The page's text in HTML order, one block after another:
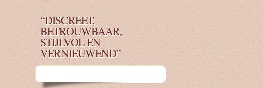
“DISCREET,
BETROUWBAAR,
STIJLVOL EN
VERNIEUWEND”